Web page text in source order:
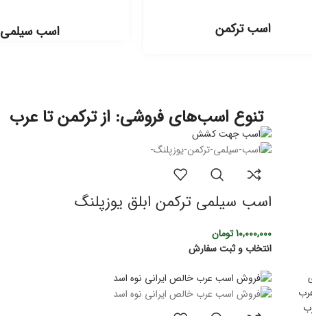
اسب ترکمن اسب سیلمی
تنوع اسب‌های فروشی: از ترکمن تا عرب
اسب سیلمی ترکمن ابلق یوزپلنگ
10,000,000تومان
انتخاب و ثبت سفارش